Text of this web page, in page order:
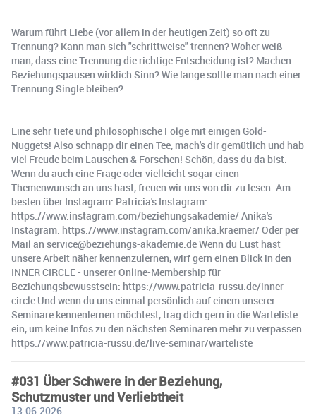
Warum führt Liebe (vor allem in der heutigen Zeit) so oft zu
Trennung? Kann man sich "schrittweise" trennen? Woher weiß
man, dass eine Trennung die richtige Entscheidung ist? Machen
Beziehungspausen wirklich Sinn? Wie lange sollte man nach einer
Trennung Single bleiben?
Eine sehr tiefe und philosophische Folge mit einigen Gold-
Nuggets! Also schnapp dir einen Tee, mach's dir gemütlich und hab
viel Freude beim Lauschen & Forschen! Schön, dass du da bist.
Wenn du auch eine Frage oder vielleicht sogar einen
Themenwunsch an uns hast, freuen wir uns von dir zu lesen. Am
besten über Instagram: Patricia's Instagram:
https://www.instagram.com/beziehungsakademie/ Anika's
Instagram: https://www.instagram.com/anika.kraemer/ Oder per
Mail an service@beziehungs-akademie.de Wenn du Lust hast
unsere Arbeit näher kennenzulernen, wirf gern einen Blick in den
INNER CIRCLE - unserer Online-Membership für
Beziehungsbewusstsein: https://www.patricia-russu.de/inner-
circle Und wenn du uns einmal persönlich auf einem unserer
Seminare kennenlernen möchtest, trag dich gern in die Warteliste
ein, um keine Infos zu den nächsten Seminaren mehr zu verpassen:
https://www.patricia-russu.de/live-seminar/warteliste
#031 Über Schwere in der Beziehung,
Schutzmuster und Verliebtheit
13.06.2026